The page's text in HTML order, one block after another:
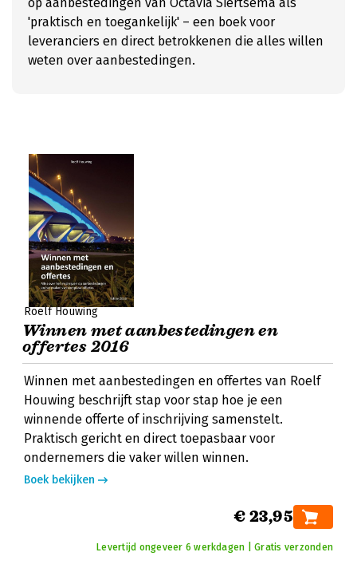
'praktisch en toegankelijk' – een boek voor
leveranciers en direct betrokkenen die alles willen
weten over aanbestedingen.
Roelf Houwing
Winnen met aanbestedingen en
offertes 2016
Winnen met aanbestedingen en offertes van Roelf
Houwing beschrijft stap voor stap hoe je een
winnende offerte of inschrijving samenstelt.
Praktisch gericht en direct toepasbaar voor
ondernemers die vaker willen winnen.
Boek bekijken
€ 23,95
Levertijd ongeveer 6 werkdagen | Gratis verzonden